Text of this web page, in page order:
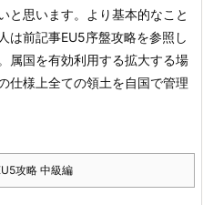
と思います。
より基本的なこと
は前記事EU5序盤攻略を参照し
属国を有効利用する拡大する場
仕様上全ての領土を自国で管理
攻略 中級編